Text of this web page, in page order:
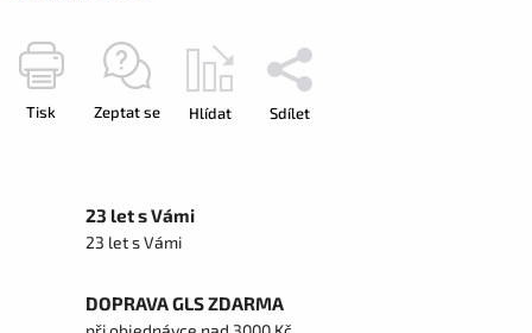
Tisk Zeptat se Hlídat Sdílet
23 let s Vámi
23 let s Vámi
DOPRAVA GLS ZDARMA